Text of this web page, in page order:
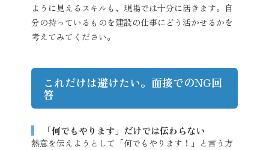
ように見えるスキルも、現場では十分に活きます。自
分の持っているものを建設の仕事にどう活かせるかを
考えてみてください。
これだけは避けたい。面接でのNG回
答
「何でもやります」だけでは伝わらない
熱意を伝えようとして「何でもやります！」と言う方